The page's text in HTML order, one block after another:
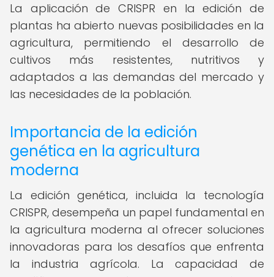
La aplicación de CRISPR en la edición de
plantas ha abierto nuevas posibilidades en la
agricultura, permitiendo el desarrollo de
cultivos más resistentes, nutritivos y
adaptados a las demandas del mercado y
las necesidades de la población.
Importancia de la edición
genética en la agricultura
moderna
La edición genética, incluida la tecnología
CRISPR, desempeña un papel fundamental en
la agricultura moderna al ofrecer soluciones
innovadoras para los desafíos que enfrenta
la industria agrícola. La capacidad de